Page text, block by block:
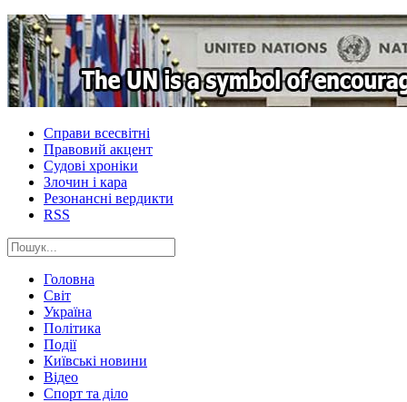
Справи всесвітні
Правовий акцент
Судові хроніки
Злочин і кара
Резонансні вердикти
RSS
Головна
Світ
Україна
Політика
Події
Київські новини
Відео
Спорт та діло